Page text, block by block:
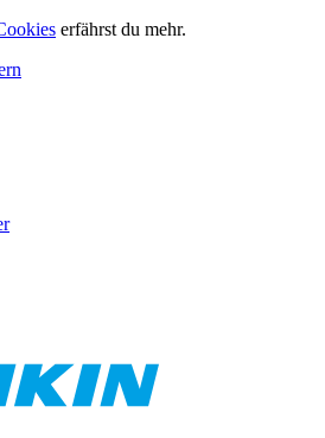
erfährst du mehr.